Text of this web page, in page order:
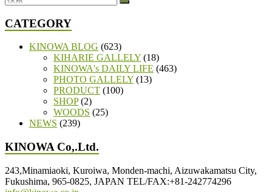
CATEGORY
KINOWA BLOG (623)
KIHARIE GALLELY (18)
KINOWA's DAILY LIFE (463)
PHOTO GALLELY (13)
PRODUCT (100)
SHOP(2)
WOODS (25)
NEWS (239)
KINOWA Co,.Ltd.
243,Minamiaoki, Kuroiwa, Monden-machi, Aizuwakamatsu City,
Fukushima, 965-0825, JAPAN TEL/FAX:+81-242774296